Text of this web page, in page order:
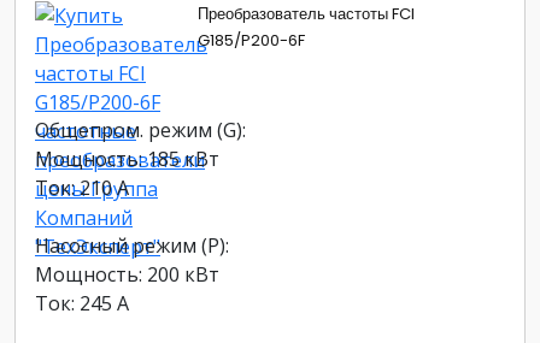
Преобразователь частоты FCI
G185/P200-6F
Общепром. режим (G):
Мощность: 185 кВт
Ток: 210 А
Насосный режим (P):
Мощность: 200 кВт
Ток: 245 А